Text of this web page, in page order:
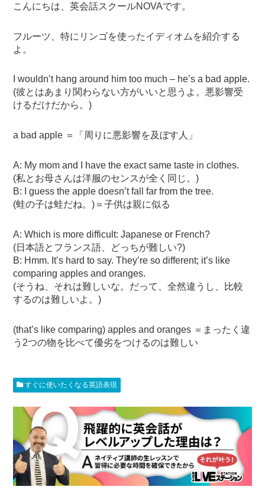
こんにちは、英会話スクールNOVAです。
フルーツ、特にリンゴを使ったイディオムを紹介する
よ。
I wouldn’t hang around him too much – he’s a bad apple.
(彼とはあまり関わらない方がいいと思うよ。悪影響受
けるだけだから。)
a bad apple ＝「周りに悪影響を及ぼす人」
A: My mom and I have the exact same taste in clothes.
(私とお母さんは洋服のセンスが全く同じ。)
B: I guess the apple doesn’t fall far from the tree.
(蛙の子は蛙だね。)＝子供は親に似る
A: Which is more difficult: Japanese or French?
(日本語とフランス語、どっちが難しい?)
B: Hmm. It’s hard to say. They’re so different; it’s like
comparing apples and oranges.
(そうね、それは難しいな。だって、全然違うし、比較
するのは難しいよ。)
(that’s like comparing) apples and oranges ＝まったく違
う2つの物を比べて優劣をつけるのは難しい
すぐに使いたくなる英語表現